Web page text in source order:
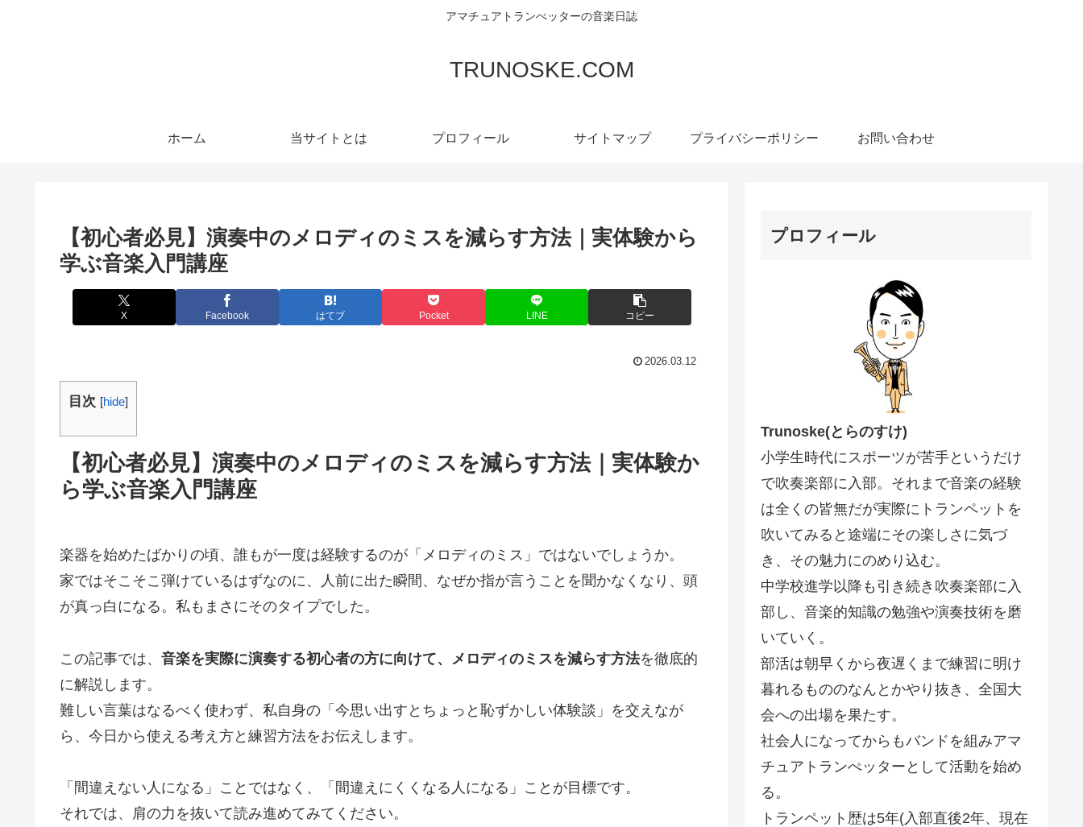
アマチュアトランぺッターの音楽日誌
TRUNOSKE.COM
ホーム 当サイトとは プロフィール サイトマップ プライバシーポリシー お問い合わせ
【初心者必見】演奏中のメロディのミスを減らす方法｜実体験から
学ぶ音楽入門講座
X Facebook はてブ Pocket LINE コピー
2026.03.12
目次 [hide]
【初心者必見】演奏中のメロディのミスを減らす方法｜実体験か
ら学ぶ音楽入門講座
楽器を始めたばかりの頃、誰もが一度は経験するのが「メロディのミス」ではないでしょうか。
家ではそこそこ弾けているはずなのに、人前に出た瞬間、なぜか指が言うことを聞かなくなり、頭
が真っ白になる。私もまさにそのタイプでした。
この記事では、 音楽を実際に演奏する初心者の方に向けて、メロディのミスを減らす方法を徹底的
に解説します。
難しい言葉はなるべく使わず、私自身の「今思い出すとちょっと恥ずかしい体験談」を交えなが
ら、今日から使える考え方と練習方法をお伝えします。
「間違えない人になる」ことではなく、「間違えにくくなる人になる」ことが目標です。
それでは、肩の力を抜いて読み進めてみてください。
プロフィール
Trunoske(とらのすけ)
小学生時代にスポーツが苦手というだけ
で吹奏楽部に入部。それまで音楽の経験
は全くの皆無だが実際にトランペットを
吹いてみると途端にその楽しさに気づ
き、その魅力にのめり込む。
中学校進学以降も引き続き吹奏楽部に入
部し、音楽的知識の勉強や演奏技術を磨
いていく。
部活は朝早くから夜遅くまで練習に明け
暮れるもののなんとかやり抜き、全国大
会への出場を果たす。
社会人になってからもバンドを組みアマ
チュアトランぺッターとして活動を始め
る。
トランペット歴は5年(入部直後2年、現在